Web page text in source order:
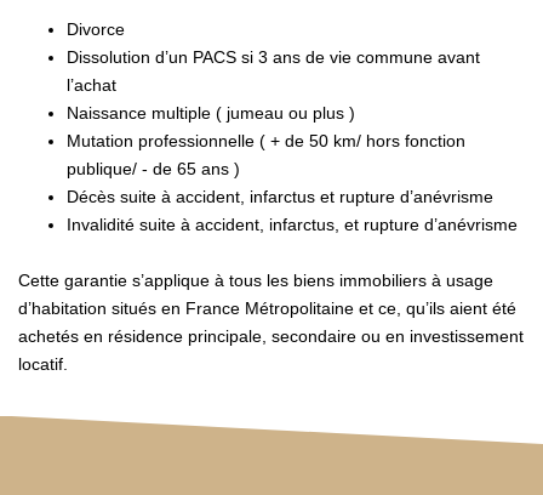
Divorce
Dissolution d’un PACS si 3 ans de vie commune avant
l’achat
Naissance multiple ( jumeau ou plus )
Mutation professionnelle ( + de 50 km/ hors fonction
publique/ - de 65 ans )
Décès suite à accident, infarctus et rupture d’anévrisme
Invalidité suite à accident, infarctus, et rupture d’anévrisme
Cette garantie s’applique à tous les biens immobiliers à usage
d’habitation situés en France Métropolitaine et ce, qu’ils aient été
achetés en résidence principale, secondaire ou en investissement
locatif.